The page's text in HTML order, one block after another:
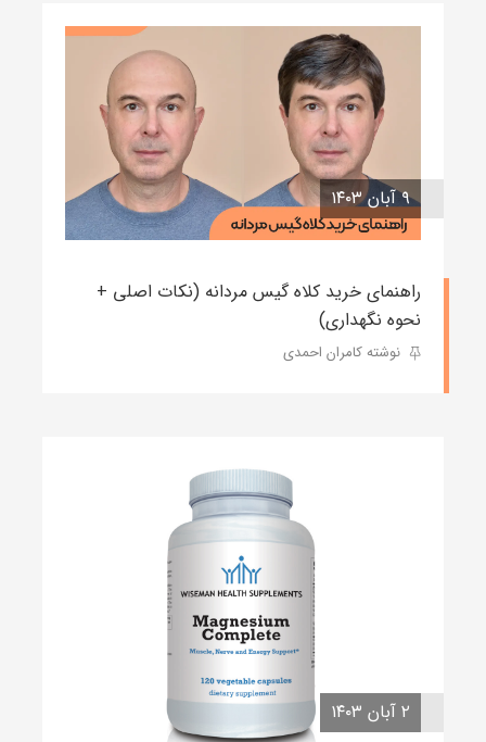
۹ آبان ۱۴۰۳
راهنمای خرید کلاه گیس مردانه (نکات اصلی +
نحوه نگهداری)
نوشته کامران احمدی
۲ آبان ۱۴۰۳